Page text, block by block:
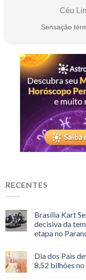
Céu
Sensação
RECENTES
Brasília Kart
decisiva da
etapa no
Dia dos Pais
8,52 bilhões